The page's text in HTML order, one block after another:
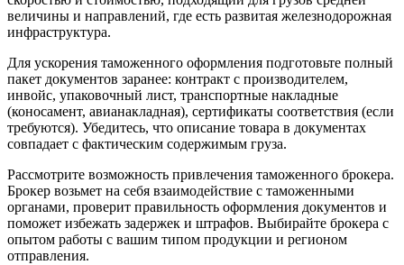
величины и направлений, где есть развитая железнодорожная
инфраструктура.
Для ускорения таможенного оформления подготовьте полный
пакет документов заранее: контракт с производителем,
инвойс, упаковочный лист, транспортные накладные
(коносамент, авианакладная), сертификаты соответствия (если
требуются). Убедитесь, что описание товара в документах
совпадает с фактическим содержимым груза.
Рассмотрите возможность привлечения таможенного брокера.
Брокер возьмет на себя взаимодействие с таможенными
органами, проверит правильность оформления документов и
поможет избежать задержек и штрафов. Выбирайте брокера с
опытом работы с вашим типом продукции и регионом
отправления.